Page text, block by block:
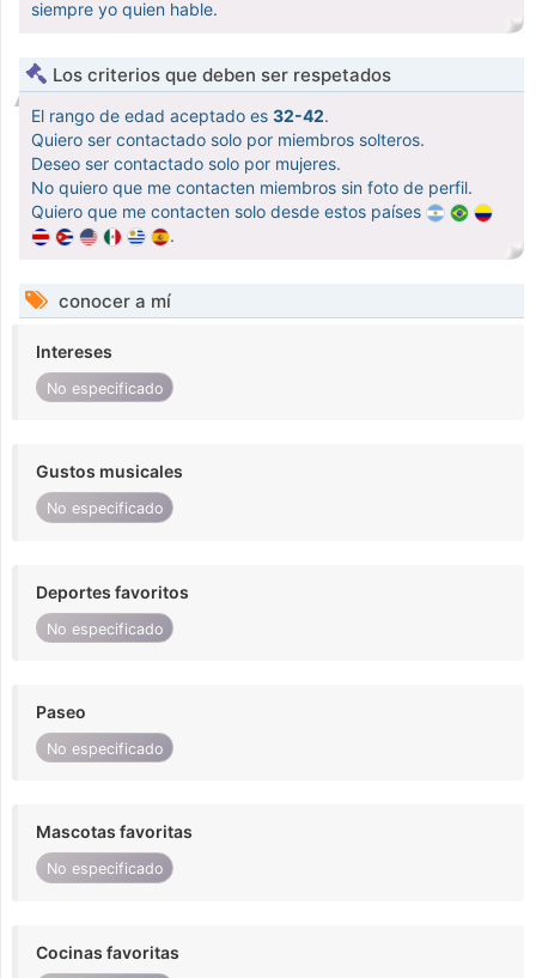
siempre yo quien hable.
Los criterios que deben ser respetados
El rango de edad aceptado es 32-42.
Quiero ser contactado solo por miembros solteros.
Deseo ser contactado solo por mujeres.
No quiero que me contacten miembros sin foto de perfil.
Quiero que me contacten solo desde estos países
.
conocer a mí
Intereses
No especificado
Gustos musicales
No especificado
Deportes favoritos
No especificado
Paseo
No especificado
Mascotas favoritas
No especificado
Cocinas favoritas